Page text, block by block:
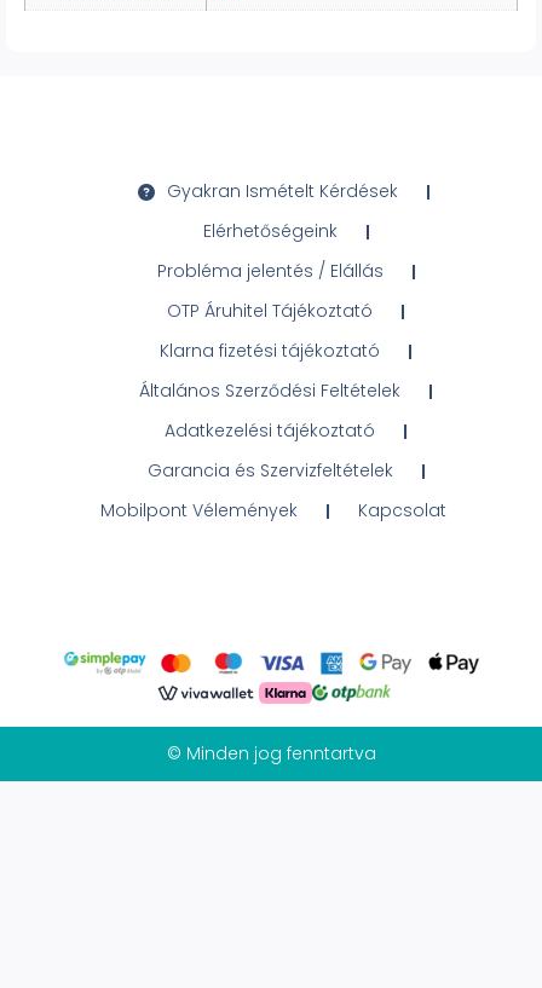
Gyakran Ismételt Kérdések
Elérhetőségeink
Probléma jelentés / Elállás
OTP Áruhitel Tájékoztató
Klarna fizetési tájékoztató
Általános Szerződési Feltételek
Adatkezelési tájékoztató
Garancia és Szervizfeltételek
Mobilpont Vélemények
Kapcsolat
© Minden jog fenntartva